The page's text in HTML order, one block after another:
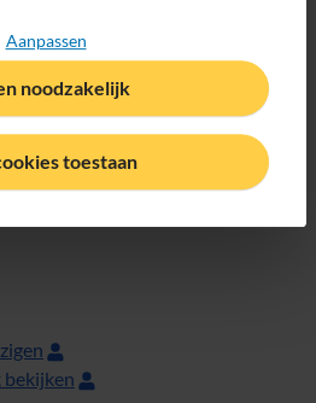
toestaan
Aanpassen
noodzakelijk